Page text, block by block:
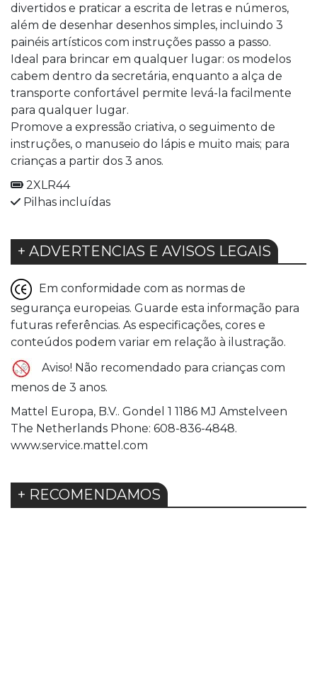
divertidos e praticar a escrita de letras e números,
além de desenhar desenhos simples, incluindo 3
painéis artísticos com instruções passo a passo.
Ideal para brincar em qualquer lugar: os modelos
cabem dentro da secretária, enquanto a alça de
transporte confortável permite levá-la facilmente
para qualquer lugar.
Promove a expressão criativa, o seguimento de
instruções, o manuseio do lápis e muito mais; para
crianças a partir dos 3 anos.
2XLR44
Pilhas incluídas
+ ADVERTENCIAS E AVISOS LEGAIS
Em conformidade com as normas de
segurança europeias. Guarde esta informação para
futuras referências. As especificações, cores e
conteúdos podem variar em relação à ilustração.
Aviso! Não recomendado para crianças com
menos de 3 anos.
Mattel Europa, B.V.. Gondel 1 1186 MJ Amstelveen
The Netherlands Phone: 608-836-4848.
www.service.mattel.com
+ RECOMENDAMOS